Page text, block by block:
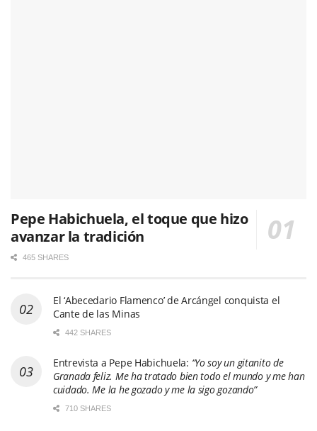
Pepe Habichuela, el toque que hizo
avanzar la tradición
465 SHARES
El ‘Abecedario Flamenco’ de Arcángel conquista el
Cante de las Minas
442 SHARES
Entrevista a Pepe Habichuela: “Yo soy un gitanito de
Granada feliz. Me ha tratado bien todo el mundo y me han
cuidado. Me la he gozado y me la sigo gozando”
710 SHARES